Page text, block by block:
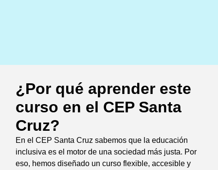
¿Por qué aprender este
curso en el CEP Santa
Cruz?
En el CEP Santa Cruz sabemos que la educación
inclusiva es el motor de una sociedad más justa. Por
eso, hemos diseñado un curso flexible, accesible y